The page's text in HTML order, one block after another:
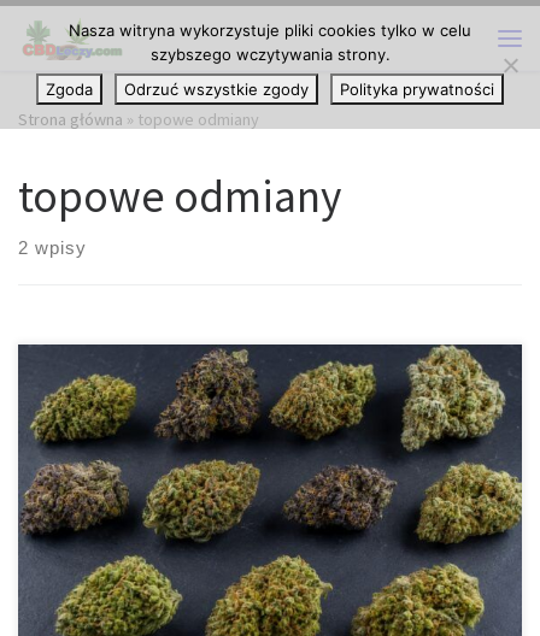
Przejdź do treści
Strona główna » topowe odmiany
topowe odmiany
2 wpisy
10 odmian marihuany, które odmieniły rynek nasion
Wprowadzenie Historia rynku nasion konopi to opowieść o
nieustannym rozwoju genetyki, poszukiwaniu nowych cech oraz
dążeniu do uzyskania odmian wyróżniających się stabilnością,
aromatem, wyglądem i charakterystycznym profilem
kannabinoidów. Przez ostatnie kilkadziesiąt lat hodowcy z różnych
części świata stworzyli setki, a nawet tysiące nowych […]
Nasza witryna wykorzystuje pliki cookies tylko w celu
szybszego wczytywania strony.
Zgoda
Odrzuć wszystkie zgody Polityka prywatności